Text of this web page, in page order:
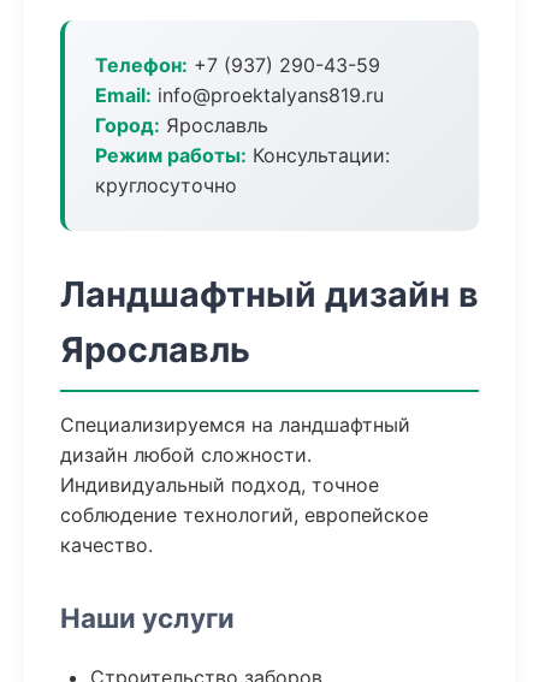
Телефон: +7 (937) 290-43-59
Email: info@proektalyans819.ru
Город: Ярославль
Режим работы: Консультации:
круглосуточно
Ландшафтный дизайн в
Ярославль
Специализируемся на ландшафтный
дизайн любой сложности.
Индивидуальный подход, точное
соблюдение технологий, европейское
качество.
Наши услуги
Строительство заборов